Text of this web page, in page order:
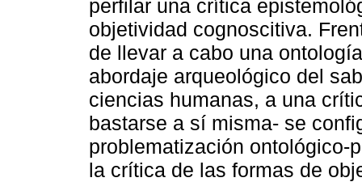
perfilar una crítica
objetividad cognoscitiva.
de llevar a cabo una
abordaje arqueológico del
ciencias humanas, a una
bastarse a sí misma- se
problematización ontológico-
la crítica de las formas de